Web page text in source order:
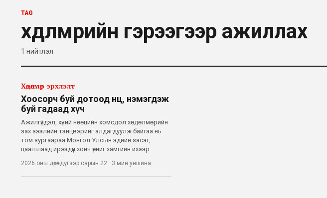
TAG
хөдөлмөрийн гэрээгээр ажиллах
1 нийтлэл
Хөдөлмөр эрхлэлт
Хоосорч буй дотоод нөөц, нэмэгдэж
буй гадаад хүч
Ажилгүйдэл, хүний нөөцийн хомсдол хөдөлмөрийн
зах зээлийн тэнцвэрийг алдагдуулж байгаа нь
том зургаараа Монгол Улсын эдийн засаг,
цаашлаад ирээдүй хойч үеийг хамгийн ихээр
ажил хайж буй залуусын тоо буурахгүй байгаа бол
нөгөө талд ажлын байрны тодорхой хэс
2026 оны дөрөвдүгээр сарын 22 · 3 мин уншина